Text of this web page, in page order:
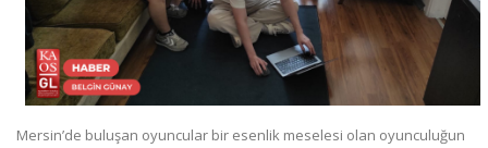
Mersin’de buluşan oyuncular bir esenlik meselesi olan oyunculuğun